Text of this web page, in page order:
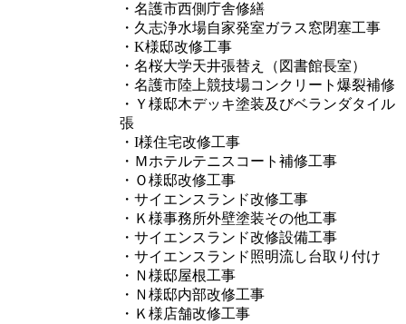
・名護市西側庁舎修繕
・久志浄水場自家発室ガラス窓閉塞工事
・K様邸改修工事
・名桜大学天井張替え（図書館長室）
・名護市陸上競技場コンクリート爆裂補修
・Ｙ様邸木デッキ塗装及びベランダタイル
張
・I様住宅改修工事
・Ｍホテルテニスコート補修工事
・Ｏ様邸改修工事
・サイエンスランド改修工事
・Ｋ様事務所外壁塗装その他工事
・サイエンスランド改修設備工事
・サイエンスランド照明流し台取り付け
・Ｎ様邸屋根工事
・Ｎ様邸内部改修工事
・Ｋ様店舗改修工事